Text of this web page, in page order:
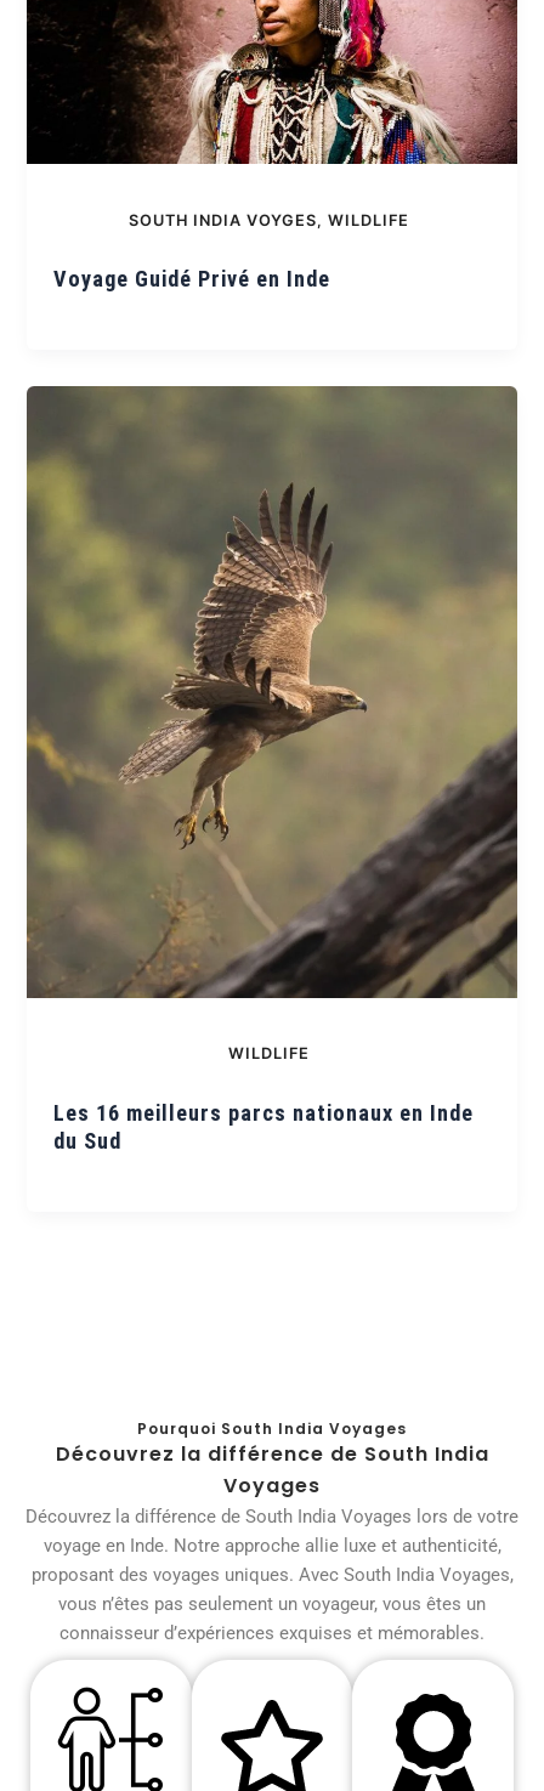
SOUTH INDIA VOYGES, WILDLIFE
Voyage Guidé Privé en Inde
WILDLIFE
Les 16 meilleurs parcs nationaux en Inde
du Sud
Pourquoi South India Voyages
Découvrez la différence de South India
Voyages
Découvrez la différence de South India Voyages lors de votre
voyage en Inde. Notre approche allie luxe et authenticité,
proposant des voyages uniques. Avec South India Voyages,
vous n’êtes pas seulement un voyageur, vous êtes un
connaisseur d’expériences exquises et mémorables.